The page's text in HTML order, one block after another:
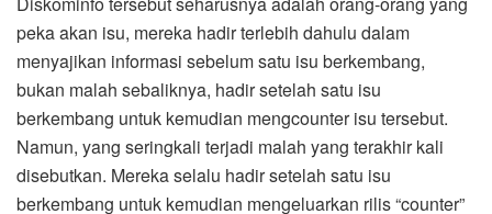
peka akan isu, mereka hadir terlebih dahulu dalam
menyajikan informasi sebelum satu isu berkembang,
bukan malah sebaliknya, hadir setelah satu isu
berkembang untuk kemudian mengcounter isu tersebut.
Namun, yang seringkali terjadi malah yang terakhir kali
disebutkan. Mereka selalu hadir setelah satu isu
berkembang untuk kemudian mengeluarkan rilis “counter”